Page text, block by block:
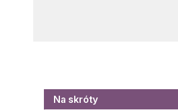
Menu
Na skróty